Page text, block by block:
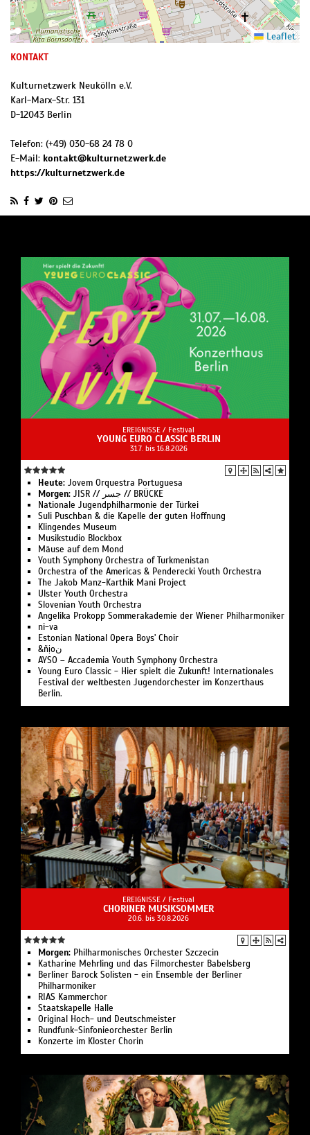
Leaflet
KONTAKT
Kulturnetzwerk Neukölln e.V.
Karl-Marx-Str. 131
D-12043 Berlin
Telefon: (+49) 030-68 24 78 0
E-Mail: kontakt@kulturnetzwerk.de
https://kulturnetzwerk.de
EREIGNISSE / Festival
YOUNG EURO CLASSIC BERLIN
31.7. bis 16.8.2026
Heute: Jovem Orques­tra Portuguesa
Morgen:
JISR // جسر // BRÜCKE
Nationale Jugend­philharmonie der Türkei
Suli Pusch­ban & die Ka­pelle der gu­ten Hoff­nung
Klingendes Museum
Musikstudio Blockbox
Mäuse auf dem Mond
Youth Symphony Orchestra of Turk­menistan
Or­ches­tra of the Ameri­cas & Pen­de­recki Youth Orchestra
The Jakob Manz-Karthik Mani Project
Ulster Youth Or­chestra
Slo­ve­ni­an Youth Orchestra
Angelika Pro­kopp Som­mer­akademie der Wiener Philharmoniker
ni-va
Estonian National Opera Boys' Choir
&ñịoن
AYSO – Accademia Youth Symphony Orchestra
Young Euro Classic - Hier spielt die Zukunft! Internationales
Festival der weltbesten Jugendorchester im Konzerthaus
Berlin.
EREIGNISSE / Festival
CHORINER MUSIKSOMMER
20.6. bis 30.8.2026
Morgen: Philharmonisches Orchester Szczecin
Katharine Mehrling und das Filmorchester Babelsberg
Berliner Barock Solisten - ein Ensemble der Berliner
Philharmoniker
RIAS Kammerchor
Staatskapelle Halle
Original Hoch- und Deutschmeister
Rundfunk-Sinfonieorchester Berlin
Konzerte im Kloster Chorin